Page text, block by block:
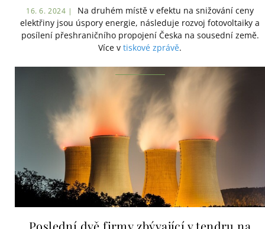
16. 6. 2024 |
Na druhém místě v efektu na snižování ceny
elektřiny jsou úspory energie, následuje rozvoj fotovoltaiky a
posílení přeshraničního propojení Česka na sousední země.
Více v tiskové zprávě.